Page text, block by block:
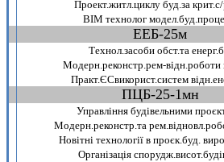
Проект.житл.циклу буд.за
ВIМ технолог
ЕЕБ-25м
Технол.засоби обст.та
Модерн.реконстр.рем-вiдн.роботи
Практ.ЄСвикорист.систем
ПЦБ-25-1мн
Управлiння будiвельними
Модерн.реконстр.та
Новiтнi технологiї в проєк.буд.
Органiзацiя